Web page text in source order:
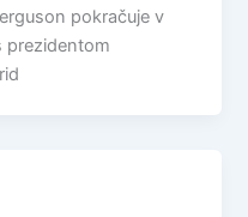
pokračuje v
prezidentom